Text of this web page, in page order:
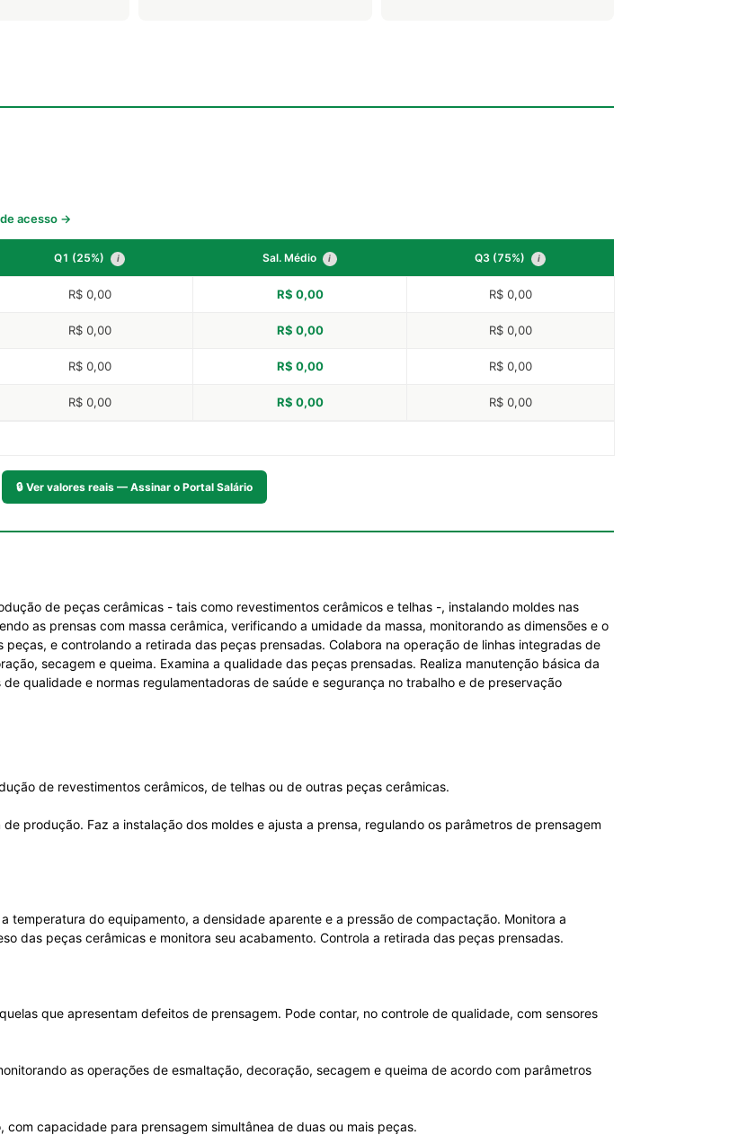
acesso →
Q1 (25%) i Sal. Médio i Q3 (75%) i
R$ 0,00 R$ 0,00 R$ 0,00
R$ 0,00 R$ 0,00 R$ 0,00
R$ 0,00 R$ 0,00 R$ 0,00
R$ 0,00 R$ 0,00 R$ 0,00
🔒 Ver valores reais — Assinar o Portal Salário
de peças cerâmicas - tais como revestimentos cerâmicos e telhas -, instalando moldes nas
as prensas com massa cerâmica, verificando a umidade da massa, monitorando as dimensões e o
e controlando a retirada das peças prensadas. Colabora na operação de linhas integradas de
secagem e queima. Examina a qualidade das peças prensadas. Realiza manutenção básica da
qualidade e normas regulamentadoras de saúde e segurança no trabalho e de preservação
de revestimentos cerâmicos, de telhas ou de outras peças cerâmicas.
produção. Faz a instalação dos moldes e ajusta a prensa, regulando os parâmetros de prensagem
temperatura do equipamento, a densidade aparente e a pressão de compactação. Monitora a
das peças cerâmicas e monitora seu acabamento. Controla a retirada das peças prensadas.
que apresentam defeitos de prensagem. Pode contar, no controle de qualidade, com sensores
as operações de esmaltação, decoração, secagem e queima de acordo com parâmetros
capacidade para prensagem simultânea de duas ou mais peças.